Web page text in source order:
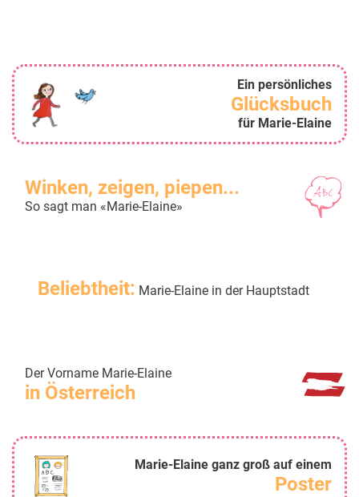
Ein persönliches
Glücksbuch
für Marie-Elaine
Winken, zeigen, piepen...
So sagt man «Marie-Elaine»
Beliebtheit: Marie-Elaine in der Hauptstadt
Der Vorname Marie-Elaine
in Österreich
Marie-Elaine ganz groß auf einem
Poster